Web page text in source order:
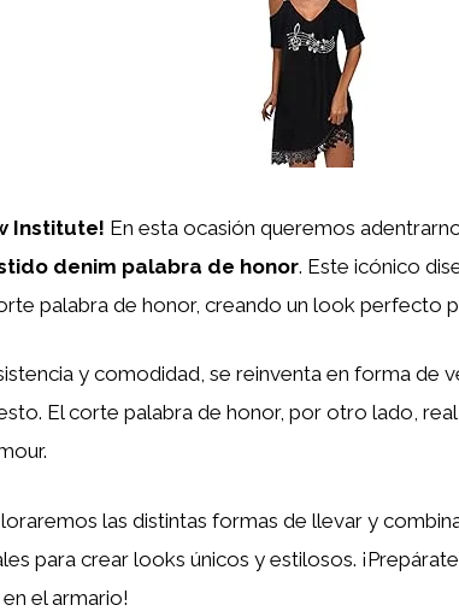
Institute! En esta ocasión queremos
denim palabra de honor. Este icónico
palabra de honor, creando un look perfecto
y comodidad, se reinventa en forma de
El corte palabra de honor, por otro lado,
las distintas formas de llevar y
para crear looks únicos y estilosos.
el armario!